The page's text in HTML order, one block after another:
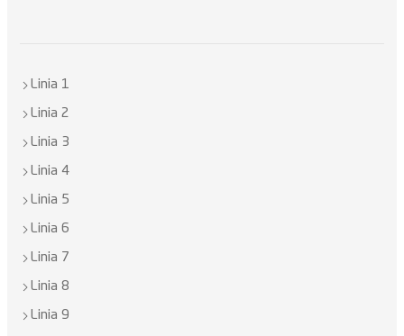
Linia 1
Linia 2
Linia 3
Linia 4
Linia 5
Linia 6
Linia 7
Linia 8
Linia 9